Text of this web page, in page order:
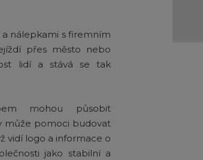
nálepkami s firemním
přes město nebo
lidí a stává se tak
mohou působit
může pomoci budovat
vidí logo a informace o
jako stabilní a